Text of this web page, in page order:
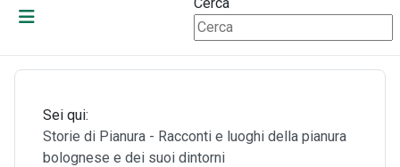
Sei qui:
Storie di Pianura - Racconti e luoghi della pianura
bolognese e dei suoi dintorni